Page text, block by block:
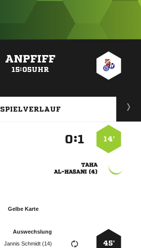
ANPFIFF
15:05UHR
SPIELVERLAUF
14’
:

 
Gelbe Karte
45’
Auswechslung
  